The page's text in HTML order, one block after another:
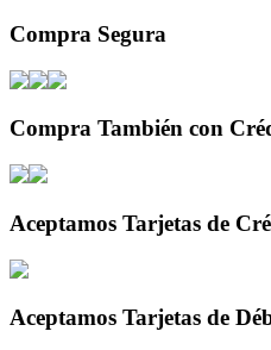
Compra Segura
Compra También con
Aceptamos Tarjetas de
Aceptamos Tarjetas de